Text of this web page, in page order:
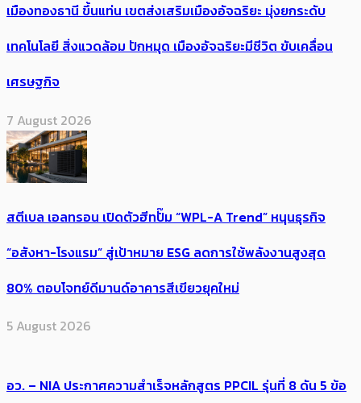
เมืองทองธานี ขึ้นแท่น เขตส่งเสริมเมืองอัจฉริยะ มุ่งยกระดับ
เทคโนโลยี สิ่งแวดล้อม ปักหมุด เมืองอัจฉริยะมีชีวิต ขับเคลื่อน
เศรษฐกิจ
7 August 2026
สตีเบล เอลทรอน เปิดตัวฮีทปั๊ม “WPL-A Trend” หนุนธุรกิจ
“อสังหา-โรงแรม” สู่เป้าหมาย ESG ลดการใช้พลังงานสูงสุด
80% ตอบโจทย์ดีมานด์อาคารสีเขียวยุคใหม่
5 August 2026
อว. – NIA ประกาศความสำเร็จหลักสูตร PPCIL รุ่นที่ 8 ดัน 5 ข้อ